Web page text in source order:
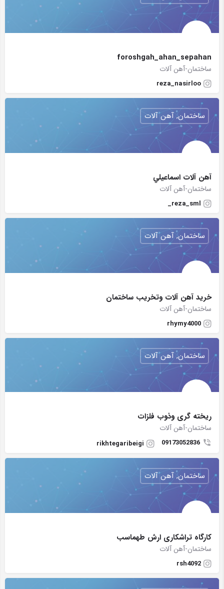
foroshgah_ahan_sepahan
ساختمان-آهن آلات
reza_nasirloo
آهن آلات اسماعيلي
ساختمان-آهن آلات
reza_sml_
ساختمان, آهن آلات
خرید آهن آلات وتخریب ساختمان
ساختمان-آهن آلات
rhymy4000
ساختمان, آهن آلات
ریخته گری وذوب فلزات
ساختمان-آهن آلات
09173052836
rikhtegaribeigi
ساختمان, آهن آلات
کارگاه تراشکاری ارش طهماسب
ساختمان-آهن آلات
rsh4092
ساختمان, آهن آلات